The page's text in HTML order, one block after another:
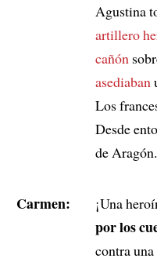
Agustina
artillero
cañón
asediaban
Los
Desde
de Aragón.
Carmen: ¡Una
por los
contra